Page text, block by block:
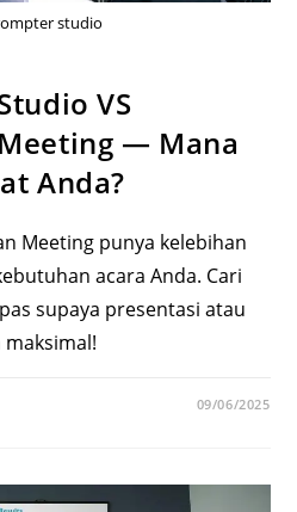
studio
VS
— Mana
Anda?
Meeting punya kelebihan
acara Anda. Cari
supaya presentasi atau
09/06/2025